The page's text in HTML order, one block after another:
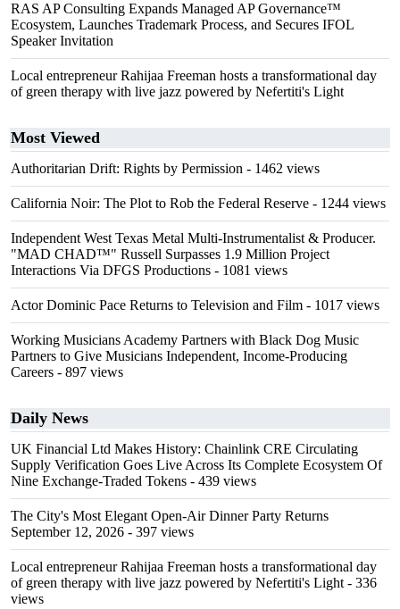
RAS AP Consulting Expands Managed AP Governance™
Ecosystem, Launches Trademark Process, and Secures IFOL
Speaker Invitation
Local entrepreneur Rahijaa Freeman hosts a transformational day
of green therapy with live jazz powered by Nefertiti's Light
Most Viewed
Authoritarian Drift: Rights by Permission - 1462 views
California Noir: The Plot to Rob the Federal Reserve - 1244 views
Independent West Texas Metal Multi-Instrumentalist & Producer.
"MAD CHAD™" Russell Surpasses 1.9 Million Project
Interactions Via DFGS Productions - 1081 views
Actor Dominic Pace Returns to Television and Film - 1017 views
Working Musicians Academy Partners with Black Dog Music
Partners to Give Musicians Independent, Income-Producing
Careers - 897 views
Daily News
UK Financial Ltd Makes History: Chainlink CRE Circulating
Supply Verification Goes Live Across Its Complete Ecosystem Of
Nine Exchange-Traded Tokens - 439 views
The City's Most Elegant Open-Air Dinner Party Returns
September 12, 2026 - 397 views
Local entrepreneur Rahijaa Freeman hosts a transformational day
of green therapy with live jazz powered by Nefertiti's Light - 336
views